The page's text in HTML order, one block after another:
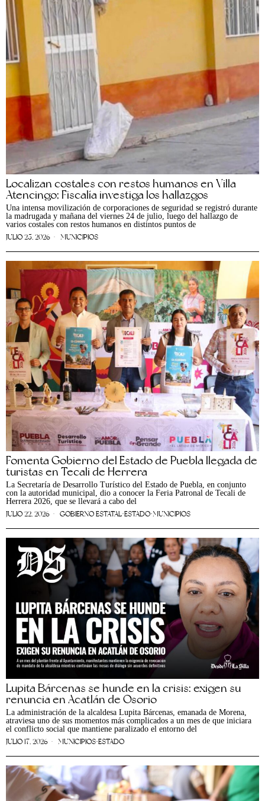
Localizan costales con restos humanos en Villa
Atencingo; Fiscalía investiga los hallazgos
Una intensa movilización de corporaciones de seguridad se registró durante
la madrugada y mañana del viernes 24 de julio, luego del hallazgo de
varios costales con restos humanos en distintos puntos de
JULIO 25, 2026 MUNICIPIOS
Fomenta Gobierno del Estado de Puebla llegada de
turistas en Tecali de Herrera
La Secretaría de Desarrollo Turístico del Estado de Puebla, en conjunto
con la autoridad municipal, dio a conocer la Feria Patronal de Tecali de
Herrera 2026, que se llevará a cabo del
JULIO 22, 2026 GOBIERNO ESTATAL·ESTADO·MUNICIPIOS
Lupita Bárcenas se hunde en la crisis: exigen su
renuncia en Acatlán de Osorio
La administración de la alcaldesa Lupita Bárcenas, emanada de Morena,
atraviesa uno de sus momentos más complicados a un mes de que iniciara
el conflicto social que mantiene paralizado el entorno del
JULIO 17, 2026 MUNICIPIOS·ESTADO